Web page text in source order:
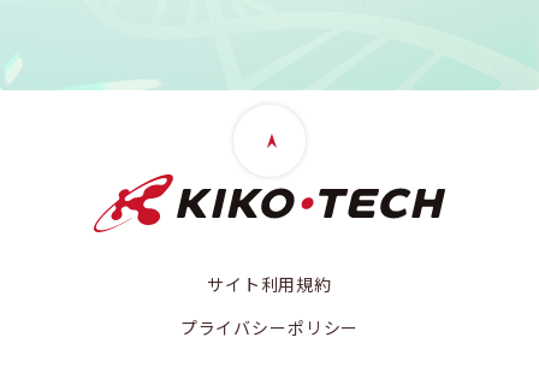
サイト利用規約
プライバシーポリシー